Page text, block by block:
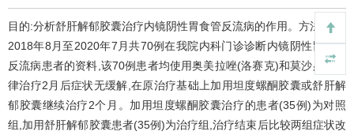
目的:分析舒肝解郁胶囊治疗内镜阴性胃食管反流病的作用。方法:回顾
2018年8月至2020年7月共70例在我院内科门诊诊断内镜阴性胃食管
反流病患者的资料,该70例患者均使用奥美拉唑(洛赛克)和莫沙必利规
律治疗2月后症状无缓解,在原治疗基础上加用坦度螺酮胶囊或舒肝解
郁胶囊继续治疗2个月。加用坦度螺酮胶囊治疗的患者(35例)为对照
组,加用舒肝解郁胶囊患者(35例)为治疗组,治疗结束后比较两组症状改